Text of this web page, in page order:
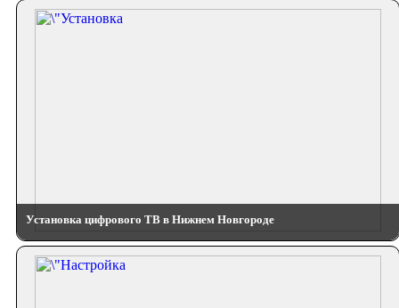
Установка цифрового ТВ в Нижнем Новгороде